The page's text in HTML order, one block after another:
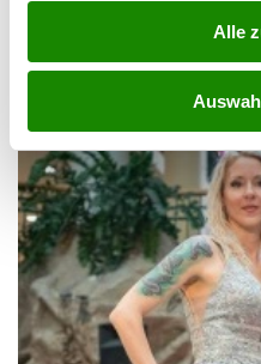
Alle
roten Bikini zeigt die Ski-
genießt entspannte